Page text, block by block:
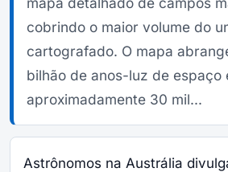
cobrindo o maior volume do
cartografado. O mapa
bilhão de anos-luz de espaço
aproximadamente 30 mil...
Astrônomos na Austrália